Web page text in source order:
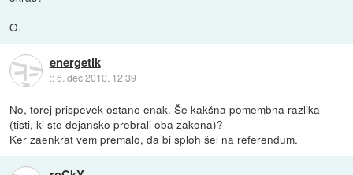
O.
energetik
::6. dec 2010, 12:39
No, torej prispevek ostane enak. Še kakšna pomembna razlika
(tisti, ki ste dejansko prebrali oba zakona)?
Ker zaenkrat vem premalo, da bi sploh šel na referendum.